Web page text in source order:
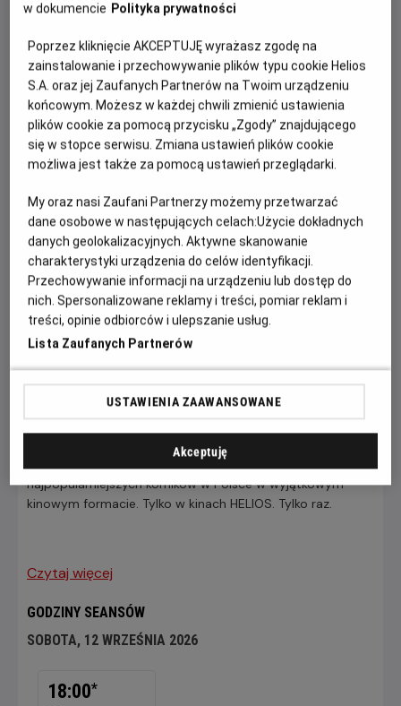
GODZINY SEANSÓW
PIĄTEK, 21 SIERPNIA 2026
PIĄTEK,
21
SIERPNIA
2026
18:00*
2D, napisy
POKAŻ KOLEJNE DNI
* nie obowiązują kupony i zaproszenia
Grzegorz Dolniak "Mogło być
gorzej" Stand up w Helios na
Scenie
Od 15 lat, 107 min, Stand-up
MOGŁO BYĆ GORZEJ to najnowszy program stand up
Grzegorza Dolniaka. Zobacz stand up jednego z
najpopularniejszych komików w Polsce w wyjątkowym
kinowym formacie. Tylko w kinach HELIOS. Tylko raz.
Czytaj więcej
GODZINY SEANSÓW
SOBOTA, 12 WRZEŚNIA 2026
WRZEŚNIA
18:00*
w dokumencie Polityka prywatności
Poprzez kliknięcie AKCEPTUJĘ wyrażasz zgodę na
zainstalowanie i przechowywanie plików typu cookie Helios
S.A. oraz jej Zaufanych Partnerów na Twoim urządzeniu
końcowym. Możesz w każdej chwili zmienić ustawienia
plików cookie za pomocą przycisku „Zgody” znajdującego
się w stopce serwisu. Zmiana ustawień plików cookie
możliwa jest także za pomocą ustawień przeglądarki.
My oraz nasi Zaufani Partnerzy możemy przetwarzać
dane osobowe w następujących celach:Użycie dokładnych
danych geolokalizacyjnych. Aktywne skanowanie
charakterystyki urządzenia do celów identyfikacji.
Przechowywanie informacji na urządzeniu lub dostęp do
nich. Spersonalizowane reklamy i treści, pomiar reklam i
treści, opinie odbiorców i ulepszanie usług.
Lista Zaufanych Partnerów
USTAWIENIA ZAAWANSOWANE
Akceptuję